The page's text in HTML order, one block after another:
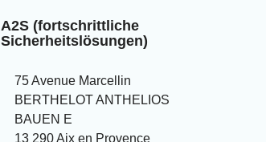
A2S (fortschrittliche
Sicherheitslösungen)
75 Avenue Marcellin
BERTHELOT ANTHELIOS
BAUEN E
13 290 Aix en Provence